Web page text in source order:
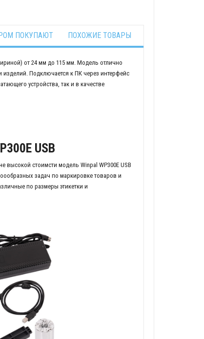
ПОКУПАЮТ ПОХОЖИЕ ТОВАРЫ
от 24 мм до 115 мм. Модель отлично
Подключается к ПК через интерфейс
устройства, так и в качестве
USB
стоимсти модель Winpal WP300E USB
задач по маркировке товаров и
по размеры этикетки и